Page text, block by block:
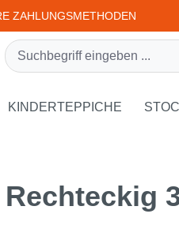
ZAHLUNGSMETHODEN
EDUPLAY
der Kategorie WEPLAY
KINDERTEPPICHE